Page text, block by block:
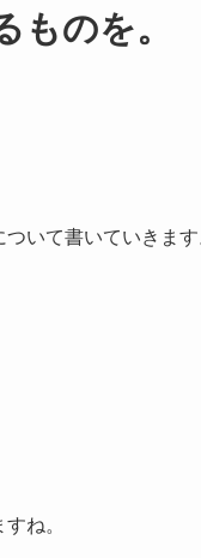
ものを。
いて書いていきま
ね。